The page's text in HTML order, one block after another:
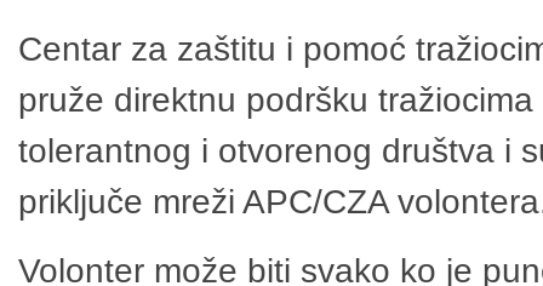
Centar za zaštitu i pomoć
pruže direktnu podršku
tolerantnog i otvorenog društva i
priključe mreži APC/CZA
Volonter može biti svako ko je